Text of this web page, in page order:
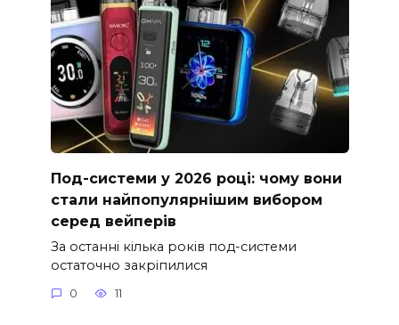
Под-системи у 2026 році: чому вони
стали найпопулярнішим вибором
серед вейперів
За останні кілька років под-системи
остаточно закріпилися
0 11